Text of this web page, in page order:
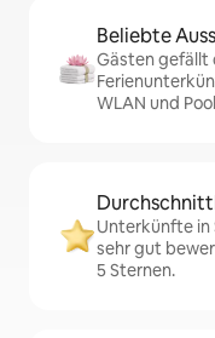
Beliebte
Gästen gefällt
WLAN und
Unterkünfte in
sehr gut
5 Sternen.